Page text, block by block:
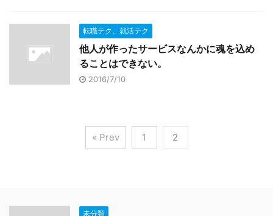
転職テク、就活テク
他人が作ったサービスなんかに魂を込め
ることはできない。
2016/7/10
« Prev 1 2
未分類